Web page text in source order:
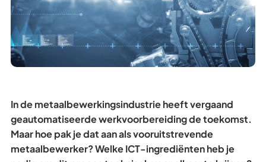
In de metaalbewerkingsindustrie heeft vergaand
geautomatiseerde werkvoorbereiding de toekomst.
Maar hoe pak je dat aan als vooruitstrevende
metaalbewerker? Welke ICT-ingrediënten heb je